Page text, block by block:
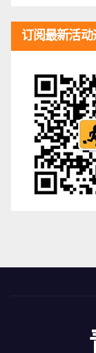
订阅最新活动